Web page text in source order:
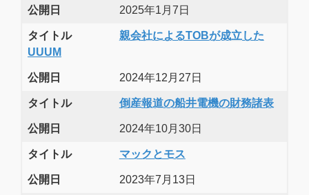
公開日 2025年1月7日
タイトル
親会社によるTOBが成立した
UUUM
公開日 2024年12月27日
タイトル 倒産報道の船井電機の財務諸表
公開日 2024年10月30日
タイトル マックとモス
公開日 2023年7月13日